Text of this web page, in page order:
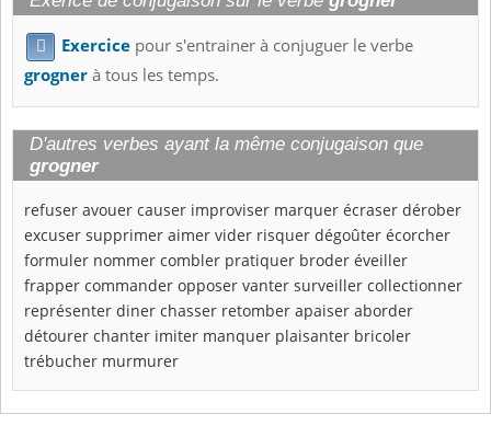
 Exercice pour s'entrainer à conjuguer le verbe
grognerà tous les temps.
D'autres verbes ayant la même conjugaison que
grogner
refuser avouer causer improviser marquer écraser dérober
excuser supprimer aimer vider risquer dégoûter écorcher
formuler nommer combler pratiquer broder éveiller
frapper commander opposer vanter surveiller collectionner
représenter diner chasser retomber apaiser aborder
détourer chanter imiter manquer plaisanter bricoler
trébucher murmurer